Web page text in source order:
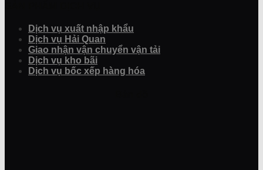
Dịch vụ xuất nhập khẩu
Dịch vụ Hải Quan
Giao nhận vận chuyển vận tải
Dịch vụ kho bãi
Dịch vụ bốc xếp hàng hóa